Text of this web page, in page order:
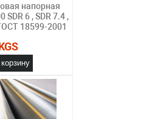
напорная
6 , SDR 7.4 ,
18599-2001